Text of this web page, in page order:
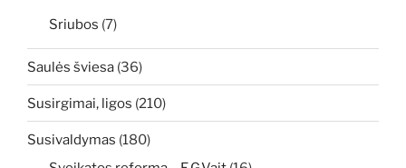
Sriubos (7)
Saulės šviesa (36)
Susirgimai, ligos (210)
Susivaldymas (180)